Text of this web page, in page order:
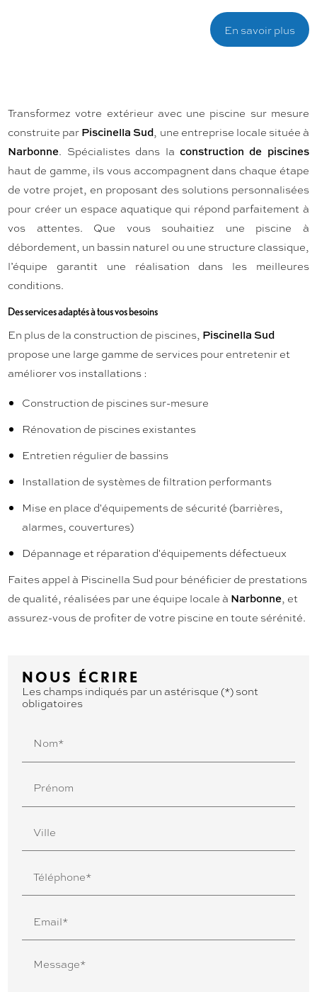
En savoir plus
Transformez votre extérieur avec une piscine sur mesure
construite parPiscinella Sud, une entreprise locale située à
Narbonne. Spécialistes dans la construction de piscines
haut de gamme, ils vous accompagnent dans chaque étape
de votre projet, en proposant des solutions personnalisées
pour créer un espace aquatique qui répond parfaitement à
vos attentes. Que vous souhaitiez une piscine à
débordement, un bassin naturel ou une structure classique,
l’équipe garantit une réalisation dans les meilleures
conditions.
Des services adaptés à tous vos besoins
En plus de la construction de piscines, Piscinella Sud
propose une large gamme de services pour entretenir et
améliorer vos installations :
Construction de piscines sur-mesure
Rénovation de piscines existantes
Entretien régulier de bassins
Installation de systèmes de filtration performants
Mise en place d'équipements de sécurité (barrières,
alarmes, couvertures)
Dépannage et réparation d'équipements défectueux
Faites appel à Piscinella Sud pour bénéficier de prestations
de qualité, réalisées par une équipe locale à Narbonne, et
assurez-vous de profiter de votre piscine en toute sérénité.
NOUS ÉCRIRE
Les champs indiqués par un astérisque (*) sont
obligatoires
Nom*
Prénom
Ville
Téléphone*
Email*
Message*